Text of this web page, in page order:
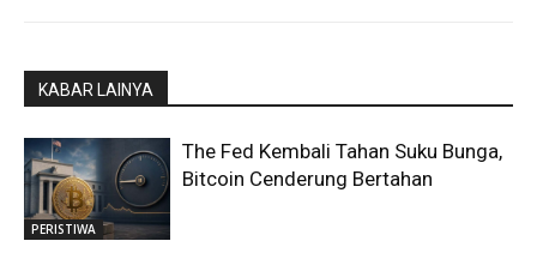
KABAR LAINYA
PERISTIWA
The Fed Kembali Tahan Suku Bunga,
Bitcoin Cenderung Bertahan